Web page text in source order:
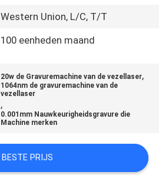
Western Union, L/C, T/T
100 eenheden maand
20w de Gravuremachine van de vezellaser,
1064nm de gravuremachine van de
vezellaser
,
0.001mm Nauwkeurigheidsgravure die
Machine merken
BESTE PRIJS